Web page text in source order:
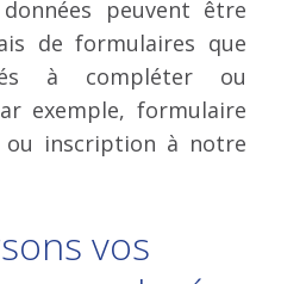
peuvent être
de formulaires que
à compléter ou
exemple, formulaire
inscription à notre
vos